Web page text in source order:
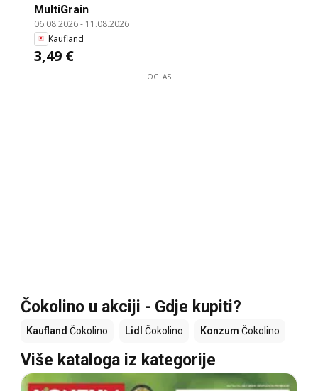
MultiGrain
06.08.2026- 11.08.2026
Kaufland
3,49 €
OGLAS
Čokolino u akciji - Gdje kupiti?
Kaufland Čokolino Lidl Čokolino Konzum Čokolino
Više kataloga iz kategorije